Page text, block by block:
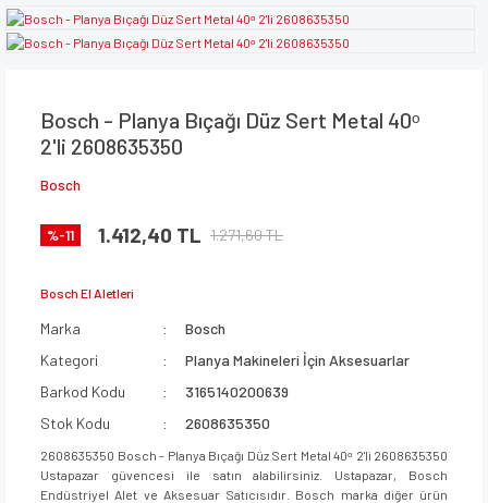
Bosch - Planya Bıçağı Düz Sert Metal 40ᵒ
2'li 2608635350
Bosch
%-11 1.412,40 TL 1.271,60 TL
Bosch El Aletleri
Marka
Bosch
Kategori
Planya Makineleri İçin Aksesuarlar
Barkod Kodu
3165140200639
Stok Kodu
2608635350
2608635350 Bosch - Planya Bıçağı Düz Sert Metal 40ᵒ 2'li 2608635350
Ustapazar güvencesi ile satın alabilirsiniz. Ustapazar, Bosch
Endüstriyel Alet ve Aksesuar Satıcısıdır. Bosch marka diğer ürün